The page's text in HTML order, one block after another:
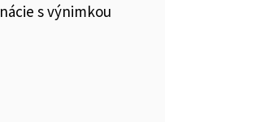
s výnimkou